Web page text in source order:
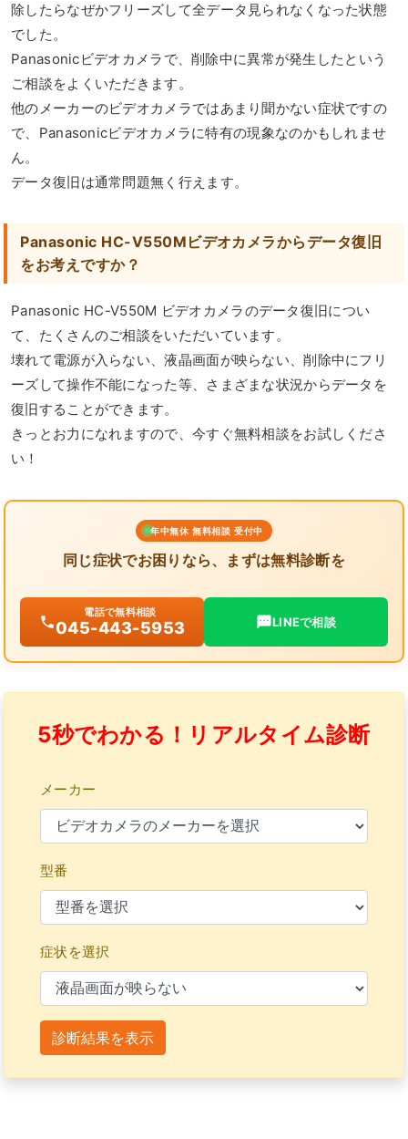
除したらなぜかフリーズして全データ見られなくなった状態
でした。
Panasonicビデオカメラで、削除中に異常が発生したという
ご相談をよくいただきます。
他のメーカーのビデオカメラではあまり聞かない症状ですの
で、Panasonicビデオカメラに特有の現象なのかもしれませ
ん。
データ復旧は通常問題無く行えます。
Panasonic HC-V550Mビデオカメラからデータ復旧
をお考えですか？
Panasonic HC-V550M ビデオカメラのデータ復旧につい
て、たくさんのご相談をいただいています。
壊れて電源が入らない、液晶画面が映らない、削除中にフリ
ーズして操作不能になった等、さまざまな状況からデータを
復旧することができます。
きっとお力になれますので、今すぐ無料相談をお試しくださ
い！
年中無休 無料相談 受付中
同じ症状でお困りなら、まずは無料診断を
電話で無料相談
045-443-5953 LINEで相談
5秒でわかる！リアルタイム診断
メーカー
型番
症状を選択
診断結果を表示